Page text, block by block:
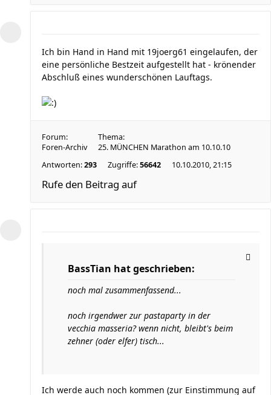
Ich bin Hand in Hand mit 19joerg61 eingelaufen, der
eine persönliche Bestzeit aufgestellt hat - krönender
Abschluß eines wunderschönen Lauftags.
Forum:
Foren-Archiv
Thema:
25. MÜNCHEN Marathon am 10.10.10
Antworten:293 Zugriffe:56642 10.10.2010, 21:15
Rufe den Beitrag auf
BassTian hat geschrieben:
noch mal zusammenfassend...
noch irgendwer zur pastaparty in der
vecchia masseria? wenn nicht, bleibt's beim
zehner (oder elfer) tisch...
Ich werde auch noch kommen (zur Einstimmung auf